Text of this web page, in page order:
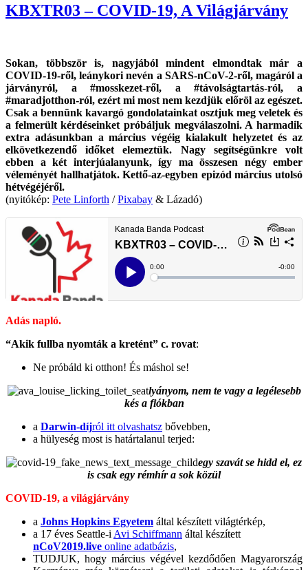
Orosz?
Válság)”
KBXTR03 – COVID-19, A Világjárvány
Sokan, többször is, nagyjából mindent elmondtak már a
COVID-19-ről, leánykori nevén a SARS-nCoV-2-ről, magáról a
járványról, a #mosskezet-ről, a #távolságtartás-ról, a
#maradjotthon-ról, ezért mi most nem kezdjük előröl az egészet.
Csak a bennünk kavargó gondolatainkat osztjuk meg veletek és
a felmerült kérdéseinket próbáljuk megválaszolni. A harmadik
extra adásunkban a március végéig kialakult helyzetet és az
elkövetkezendő időket elemeztük. Nagy segítségünkre volt
ebben a két interjúalanyunk, így ma összesen négy ember
véleményét hallhatjátok. Kettő-az-egyben epizód március utolsó
hétvégéjéről.
(nyitókép: Pete Linforth /Pixabay & Lázadó)
Adás napló.
“Akik fullba nyomták a kretént” c. rovat:
Ne próbáld ki otthon! És máshol se!
lyányom, nem te vagy a legélesebb
kés a fiókban
a Darwin-díjról itt olvashatsz bővebben,
a hülyeség most is határtalanul terjed:
egy szavát se hidd el, ez
is csak egy rémhír a sok közül
COVID-19, a világjárvány
a Johns Hopkins Egyetem által készített világtérkép,
a 17 éves Seattle-i Avi Schiffmann által készített
nCoV2019.live online adatbázis,
TUDJUK, hogy március végével kezdődően Magyarország